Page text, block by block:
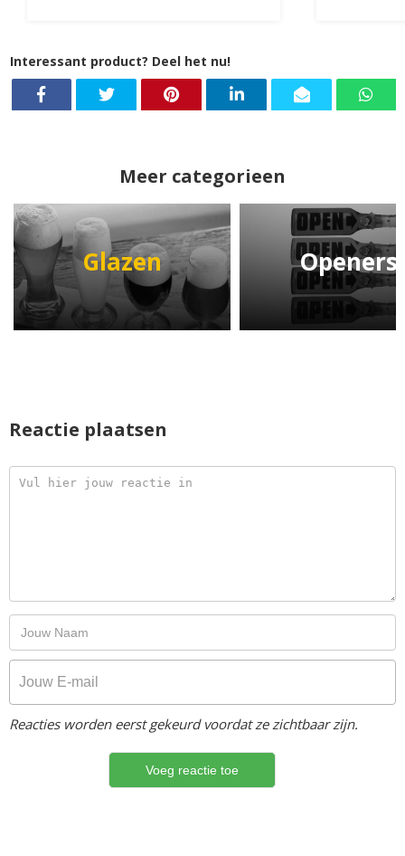
Interessant product? Deel het nu!
Meer categorieen
Glazen Openers
Reactie plaatsen
Reacties worden eerst gekeurd voordat ze zichtbaar zijn.